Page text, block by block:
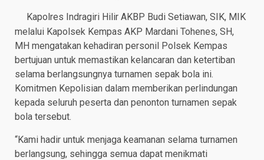
Kapolres Indragiri Hilir AKBP Budi Setiawan, SIK, MIK
melalui Kapolsek Kempas AKP Mardani Tohenes, SH,
MH mengatakan kehadiran personil Polsek Kempas
bertujuan untuk memastikan kelancaran dan ketertiban
selama berlangsungnya turnamen sepak bola ini.
Komitmen Kepolisian dalam memberikan perlindungan
kepada seluruh peserta dan penonton turnamen sepak
bola tersebut.
“Kami hadir untuk menjaga keamanan selama turnamen
berlangsung, sehingga semua dapat menikmati